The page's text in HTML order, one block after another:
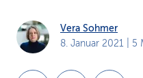
Vera Sohmer
8. Januar 2021 | 5